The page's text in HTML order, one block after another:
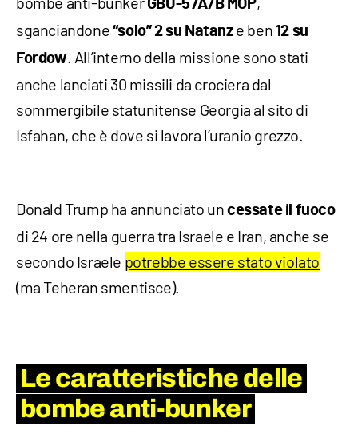
GBU-57A/B MOP
sganciandone “solo” 2 su Natanze ben 12 su
Fordow. All’interno della missione sono stati
anche lanciati 30 missili da crociera dal
sommergibile statunitense Georgia al sito di
Isfahan, che è dove si lavora l’uranio grezzo.
Donald Trump ha annunciato un cessate il fuoco
di 24 ore nella guerra tra Israele e Iran, anche se
secondo Israele potrebbe essere stato violato
(ma Teheran smentisce).
Le caratteristiche delle
bombe anti-bunker